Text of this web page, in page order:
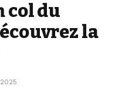
col du
la